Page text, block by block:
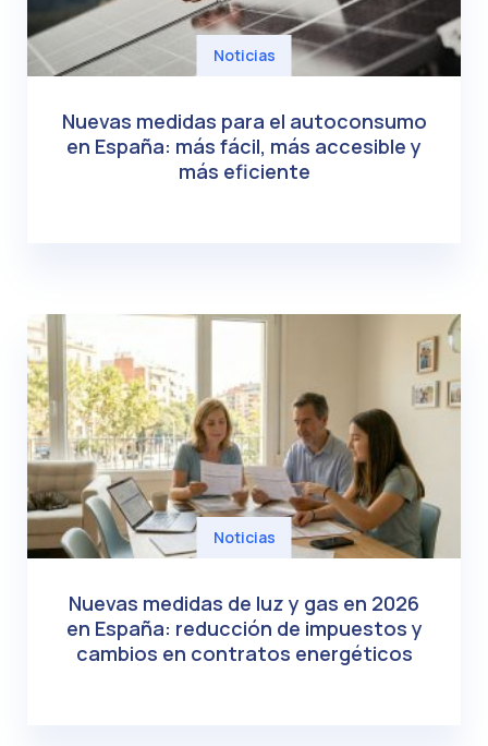
Noticias
Nuevas medidas para el autoconsumo
en España: más fácil, más accesible y
más eficiente
Noticias
Nuevas medidas de luz y gas en 2026
en España: reducción de impuestos y
cambios en contratos energéticos